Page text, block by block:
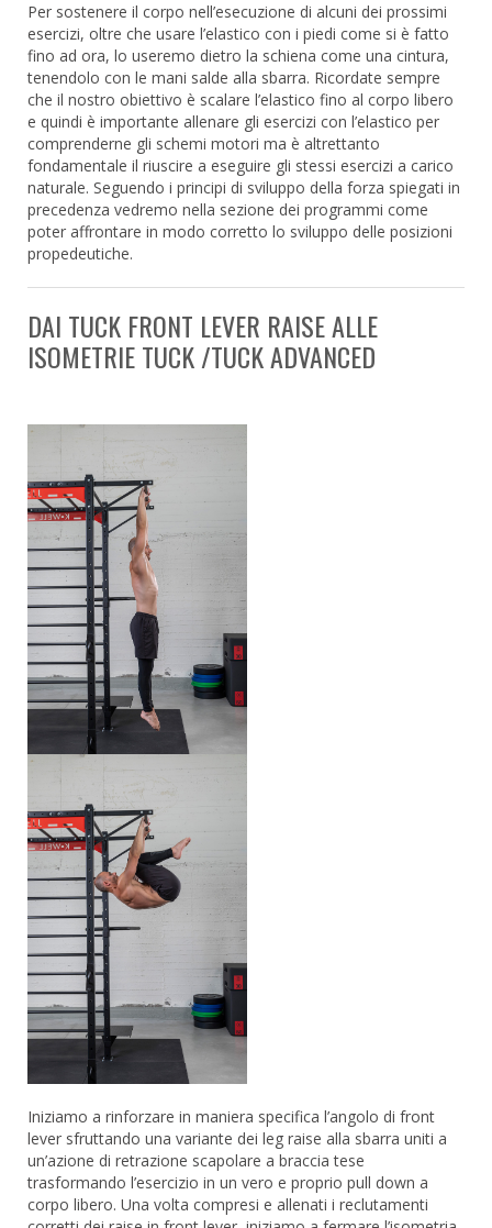
Per sostenere il corpo nell’esecuzione di alcuni dei prossimi
esercizi, oltre che usare l’elastico con i piedi come si è fatto
fino ad ora, lo useremo dietro la schiena come una cintura,
tenendolo con le mani salde alla sbarra. Ricordate sempre
che il nostro obiettivo è scalare l’elastico fino al corpo libero
e quindi è importante allenare gli esercizi con l’elastico per
comprenderne gli schemi motori ma è altrettanto
fondamentale il riuscire a eseguire gli stessi esercizi a carico
naturale. Seguendo i principi di sviluppo della forza spiegati in
precedenza vedremo nella sezione dei programmi come
poter affrontare in modo corretto lo sviluppo delle posizioni
propedeutiche.
DAI TUCK FRONT LEVER RAISE ALLE
ISOMETRIE TUCK /TUCK ADVANCED
Iniziamo a rinforzare in maniera specifica l’angolo di front
lever sfruttando una variante dei leg raise alla sbarra uniti a
un’azione di retrazione scapolare a braccia tese
trasformando l’esercizio in un vero e proprio pull down a
corpo libero. Una volta compresi e allenati i reclutamenti